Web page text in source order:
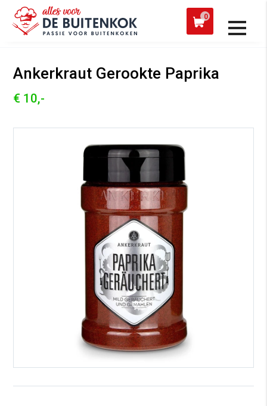
0
werkdag verzonden
Alle producten
Ankerkraut Gerookte Paprika
€ 10,-